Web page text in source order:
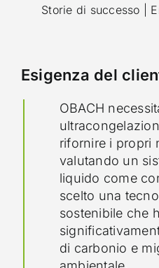
Storie di successo |
Esigenza del
OBACH
rifornire i propri
valutando un
liquido come
scelto una
sostenibile che
di carbonio e